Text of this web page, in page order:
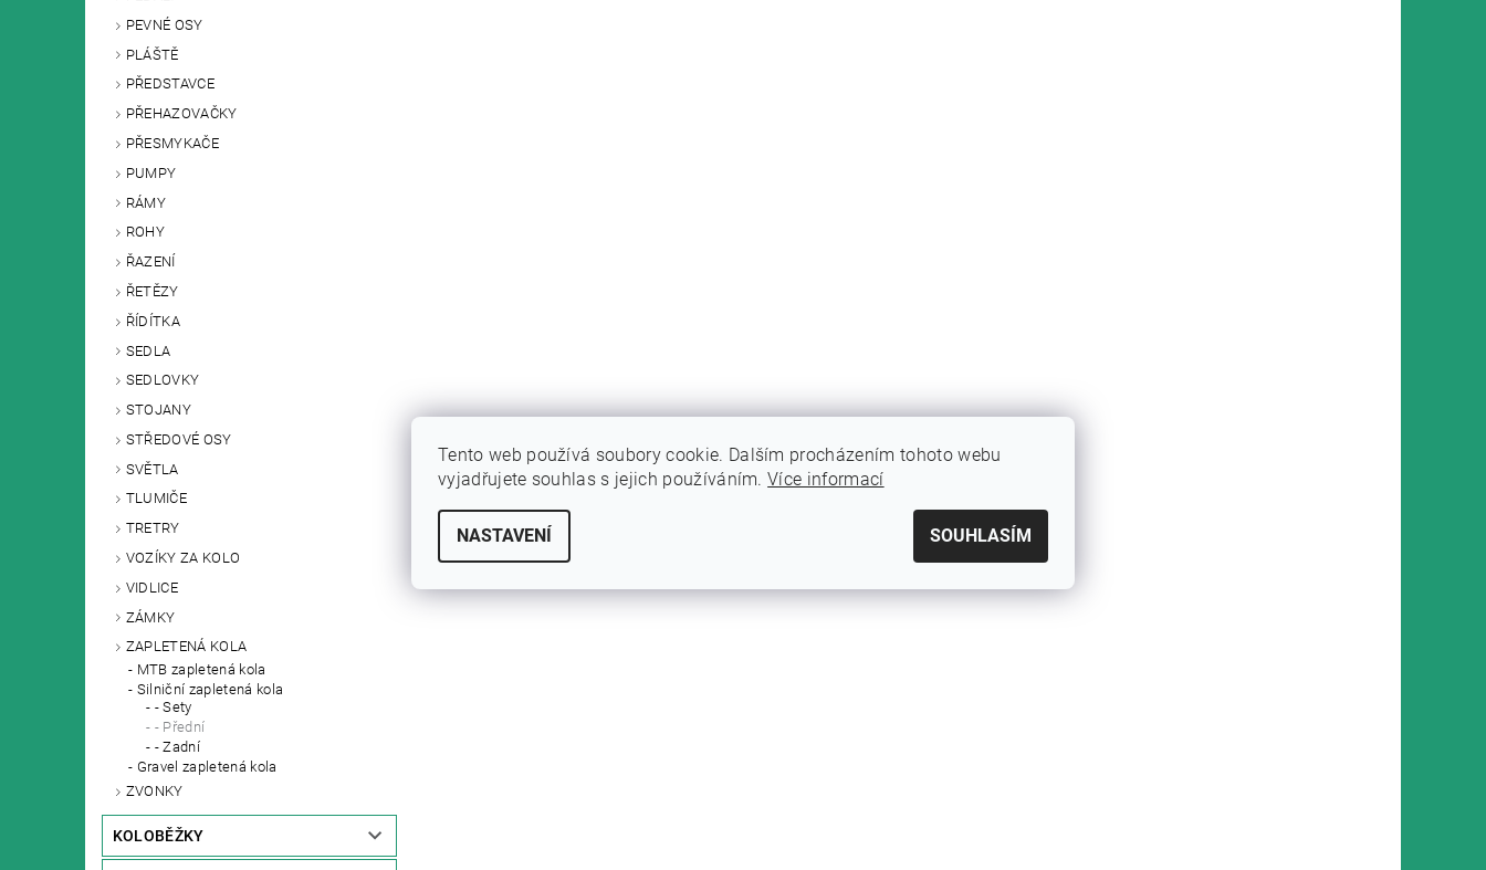
PEVNÉ OSY
PLÁŠTĚ
PŘEDSTAVCE
PŘEHAZOVAČKY
PŘESMYKAČE
PUMPY
RÁMY
ROHY
ŘAZENÍ
ŘETĚZY
ŘÍDÍTKA
SEDLA
SEDLOVKY
STOJANY
STŘEDOVÉ OSY
SVĚTLA
TLUMIČE
TRETRY
VOZÍKY ZA KOLO
VIDLICE
ZÁMKY
ZAPLETENÁ KOLA
MTB zapletená kola
Silniční zapletená kola
- Sety
- Přední
- Zadní
Gravel zapletená kola
ZVONKY
KOLOBĚŽKY
Tento web používá soubory cookie. Dalším procházením tohoto webu
vyjadřujete souhlas s jejich používáním.Více informací
NASTAVENÍ SOUHLASÍM